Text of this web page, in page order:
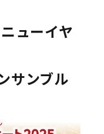
ューイヤ
サンブル